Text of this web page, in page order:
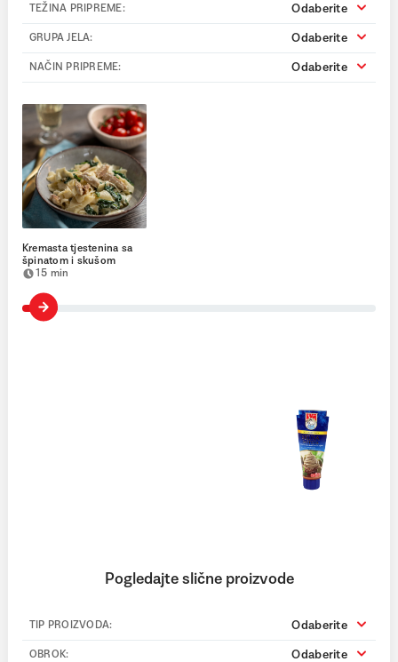
TEŽINA PRIPREME: Odaberite
GRUPA JELA: Odaberite
NAČIN PRIPREME: Odaberite
Kremasta tjestenina sa
špinatom i skušom
15 min
Pogledajte slične proizvode
TIP PROIZVODA: Odaberite
OBROK: Odaberite